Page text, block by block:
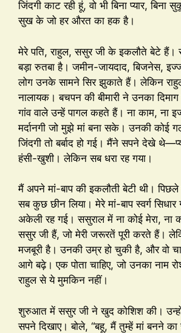
जिंदगी काट रही हूं, वो भी बिना प्यार,
सुख के जो हर औरत का हक है।
मेरे पति, राहुल, ससुर जी के इकलौते बेटे हैं।
बड़ा रुतबा है। जमीन-जायदाद, बिजनेस,
लोग उनके सामने सिर झुकाते हैं। लेकिन
नालायक। बचपन की बीमारी ने उनका
गांव वाले उन्हें पागल कहते हैं। ना काम, ना
मर्दानगी जो मुझे मां बना सके। उनकी कोई
जिंदगी तो बर्बाद हो गई। मैंने सपने देखे
हंसी-खुशी। लेकिन सब धरा रह गया।
मैं अपने मां-बाप की इकलौती बेटी थी। पिछले
सब कुछ छीन लिया। मेरे मां-बाप स्वर्ग
अकेली रह गई। ससुराल में ना कोई मेरा, ना
ससुर जी हैं, जो मेरी जरूरतें पूरी करते हैं।
मजबूरी है। उनकी उम्र हो चुकी है, और वो
आगे बढ़े। एक पोता चाहिए, जो उनका नाम
राहुल से ये मुमकिन नहीं।
शुरुआत में ससुर जी ने खुद कोशिश की।
सपने दिखाए। बोले, “बहू, मैं तुम्हें मां बनने